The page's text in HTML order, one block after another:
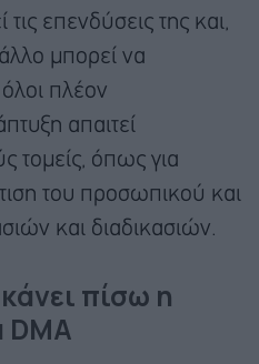
επενδύσεις της και,
μπορεί να
πλέον
απαιτεί
τομείς, όπως για
του προσωπικού και
και διαδικασιών.
πίσω η
DMA